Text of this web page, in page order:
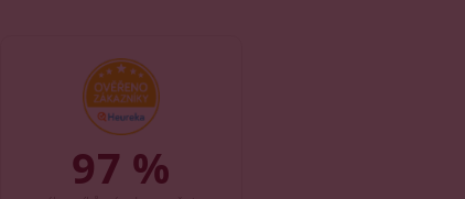
97 %